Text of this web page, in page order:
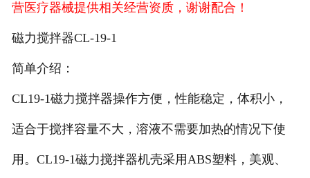
营医疗器械提供相关经营资质，谢谢配合！
磁力搅拌器CL-19-1
简单介绍：
CL19-1磁力搅拌器操作方便，性能稳定，体积小，
适合于搅拌容量不大，溶液不需要加热的情况下使
用。CL19-1磁力搅拌器机壳采用ABS塑料，美观、